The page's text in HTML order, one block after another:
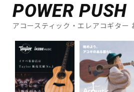
POWER PUSH
アコースティック・エレアコギター